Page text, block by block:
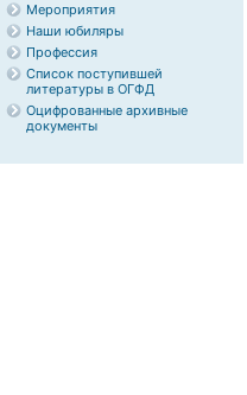
Мероприятия
Наши юбиляры
Профессия
Список поступившей
литературы в ОГФД
Оцифрованные архивные
документы